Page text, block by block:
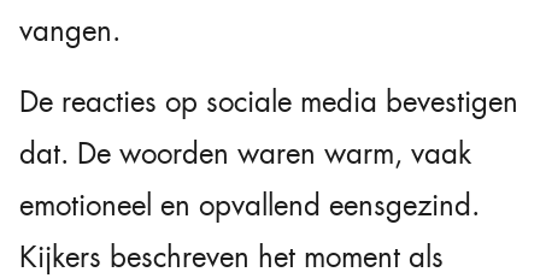
vangen.
De reacties op sociale media bevestigen
dat. De woorden waren warm, vaak
emotioneel en opvallend eensgezind.
Kijkers beschreven het moment als